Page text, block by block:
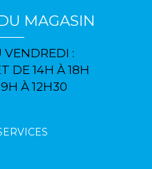
MAGASIN
:
DE 14H À 18H
À 12H30